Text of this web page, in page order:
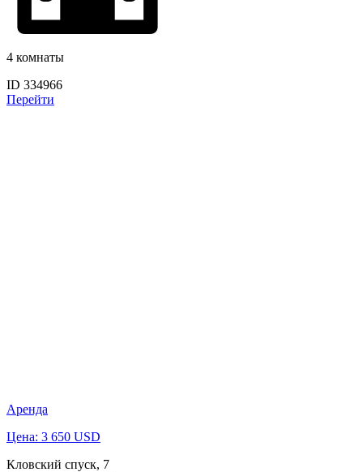
4 комнаты
ID 334966
Перейти
Аренда
Цена: 3 650 USD
Кловский спуск, 7